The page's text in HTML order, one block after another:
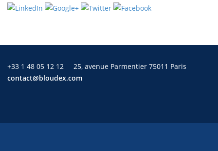
+33 1 48 05 12 12
25, avenue Parmentier 75011 Paris
contact@bloudex.com